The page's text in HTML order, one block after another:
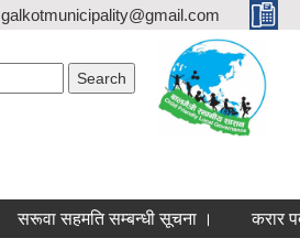
galkotmunicipality@gmail.com
सरूवा सहमति सम्बन्धी सूचना । करार